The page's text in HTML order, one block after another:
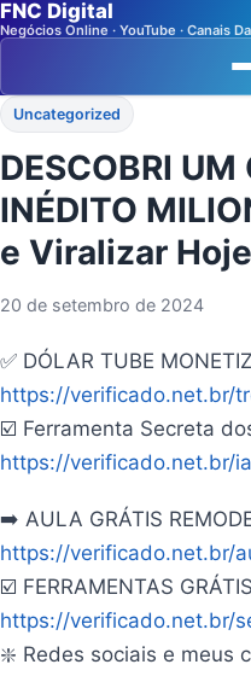
FNC Digital
Negócios Online · YouTube · Canais
Uncategorized
DESCOBRI
INÉDITO
e Viralizar Hoje
20 de setembro de 2024
✅ DÓLAR TUBE
https://verificado.net.br/
☑️ Ferramenta Secreta
https://verificado.net.br/
➡️ AULA GRÁTIS
https://verificado.net.br/
☑️ FERRAMENTAS
https://verificado.net.br/
❇️ Redes sociais e meus